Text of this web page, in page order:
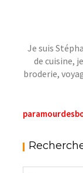
Je suis
de cuisine,
broderie,